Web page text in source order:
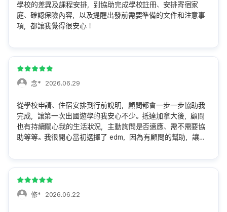
學校的差異及課程安排，到協助完成學校註冊、安排寄宿家
庭、確認保險內容，以及提醒出發前需要準備的文件和注意事
項，都讓我覺得很安心！
念* 2026.06.29
從學校申請、住宿安排到行前說明，顧問都會一步一步協助我
完成，讓第一次出國遊學的我安心不少。抵達加拿大後，顧問
也有持續關心我的生活狀況，主動詢問是否適應、需不需要協
助等等。我很開心當初選擇了 edm，因為有顧問的幫助，讓我
修* 2026.06.22